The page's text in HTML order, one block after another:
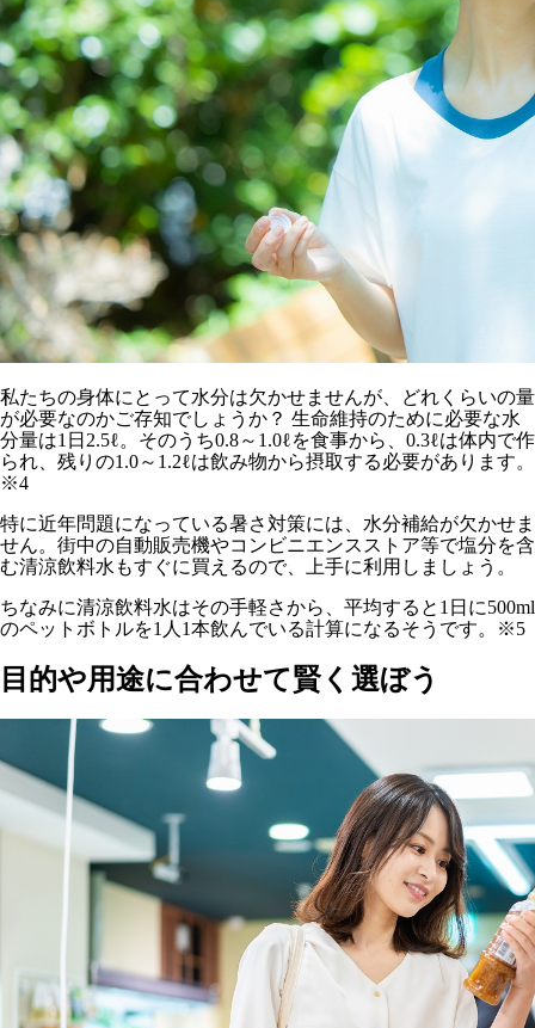
私たちの身体にとって水分は欠かせませんが、どれくらいの量
が必要なのかご存知でしょうか？ 生命維持のために必要な水
分量は1日2.5ℓ。そのうち0.8～1.0ℓを食事から、0.3ℓは体内で作
られ、残りの1.0～1.2ℓは飲み物から摂取する必要があります。
※4
特に近年問題になっている暑さ対策には、水分補給が欠かせま
せん。街中の自動販売機やコンビニエンスストア等で塩分を含
む清涼飲料水もすぐに買えるので、上手に利用しましょう。
ちなみに清涼飲料水はその手軽さから、平均すると1日に500ml
のペットボトルを1人1本飲んでいる計算になるそうです。※5
目的や用途に合わせて賢く選ぼう